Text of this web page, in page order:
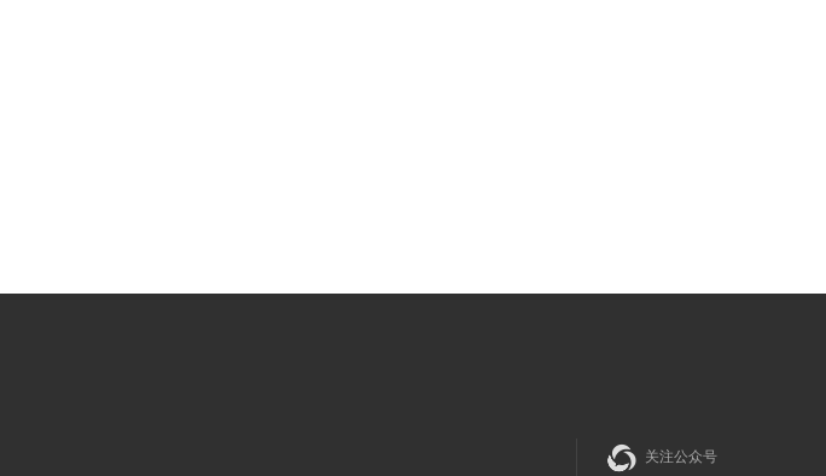
关注公众号